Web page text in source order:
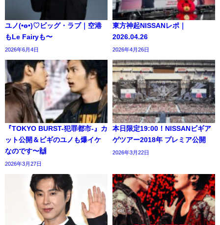
ユノ(•ө•)♡ビッグ・ラブ｜空港
もLe Fairyも〜
2026年6月4日
東方神起NISSANレポ｜
2026.04.26
2026年4月26日
『TOKYO BURST-犯罪都市-』カ
ット公開＆ビギのユノも爆イケ
なのです〜🙌
2026年3月27日
本日限定19:00！NISSANビギア
ゲツアー2018年 プレミア公開
2026年3月22日